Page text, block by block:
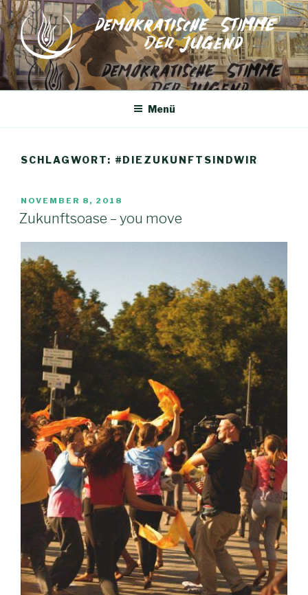
Zum
Inhalt
springen
Menü
SCHLAGWORT: #DIEZUKUNFTSINDWIR
VERÖFFENTLICHT
AM
NOVEMBER 8, 2018
Zukunftsoase – you move